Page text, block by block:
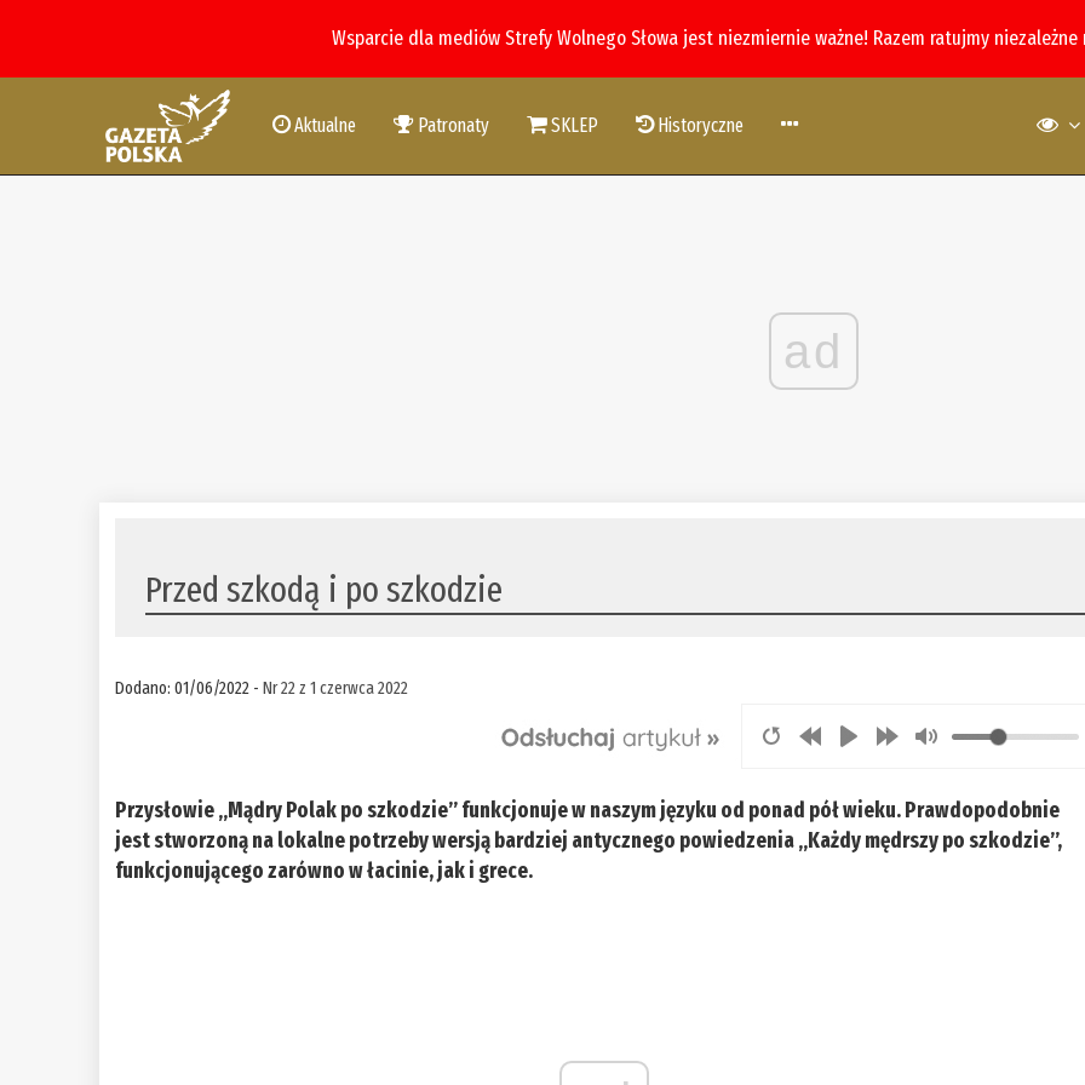
Wsparcie dla mediów Strefy Wolnego Słowa jest niezmiernie ważne! Razem ratujmy
Aktualne Patronaty SKLEP Historyczne
ad
Przed szkodą i po szkodzie
Dodano: 01/06/2022 -Nr 22 z 1 czerwca 2022
Przysłowie „Mądry Polak po szkodzie” funkcjonuje w naszym języku od ponad pół wieku. Prawdopodobnie
jest stworzoną na lokalne potrzeby wersją bardziej antycznego powiedzenia „Każdy mędrszy po szkodzie”,
funkcjonującego zarówno w łacinie, jak i grece.